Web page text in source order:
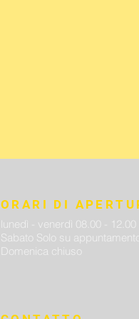
ORARI DI
lunedì - venerdì 08.00 -
Sabato Solo su
Domenica chiuso